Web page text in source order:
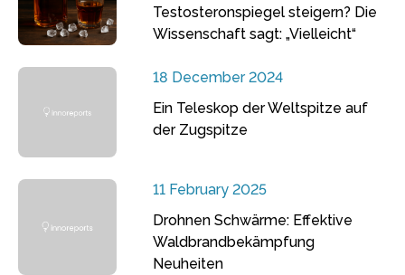
Testosteronspiegel steigern? Die
Wissenschaft sagt: „Vielleicht“
18 December 2024
Ein Teleskop der Weltspitze auf
der Zugspitze
11 February 2025
Drohnen Schwärme: Effektive
Waldbrandbekämpfung
Neuheiten